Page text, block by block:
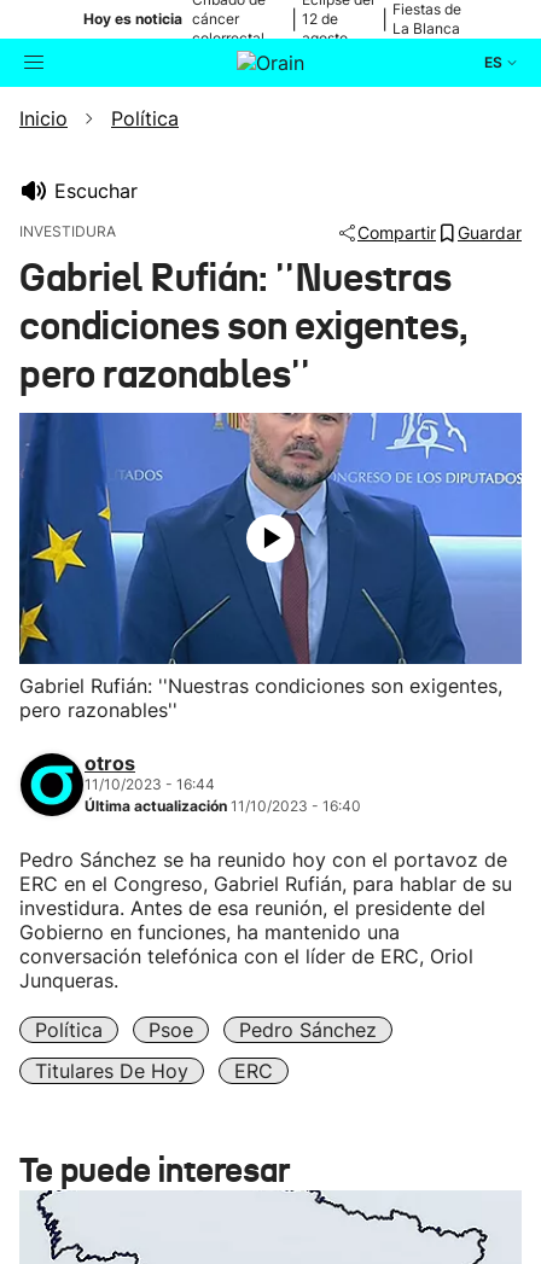
Hoy es noticia cáncer
colorrectal
12 de
agosto
Fiestas de
La Blanca
ES
Buscador
Ikusmiran
Eguraldia
Inicio Política
Escuchar
INVESTIDURA Compartir Guardar
Gabriel Rufián: ''Nuestras
condiciones son exigentes,
pero razonables''
Gabriel Rufián: ''Nuestras condiciones son exigentes,
pero razonables''
otros
11/10/2023 - 16:44
Última actualización 11/10/2023 - 16:40
Pedro Sánchez se ha reunido hoy con el portavoz de
ERC en el Congreso, Gabriel Rufián, para hablar de su
investidura. Antes de esa reunión, el presidente del
Gobierno en funciones, ha mantenido una
conversación telefónica con el líder de ERC, Oriol
Junqueras.
Política Psoe
Pedro Sánchez
Titulares De Hoy
ERC
Te puede interesar